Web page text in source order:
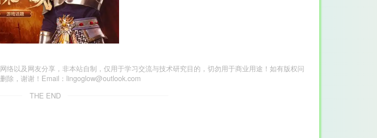
以及网友分享，非本站自制，仅用于学习交流与技术研究目的，切勿用于商业用途！如有版权问
除，谢谢！Email：lingoglow@outlook.com
THE END